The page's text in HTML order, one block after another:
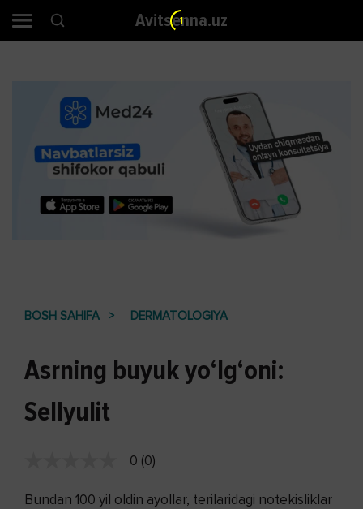
Avitsenna.uz
BOSH SAHIFA DERMATOLOGIYA
Asrning buyuk yo‘lg‘oni:
Sellyulit
0 (0)
Bundan 100 yil oldin ayollar, terilaridagi notekisliklar